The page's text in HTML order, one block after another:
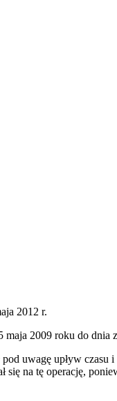
2012 r.
2009 roku do dnia
uwagę upływ czasu i
się na tę operację,